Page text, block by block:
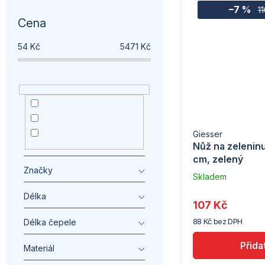
Cena
54 Kč 5471 Kč
nemazat
Medailonek -
stare 43
Značky
Délka
Délka čepele
Materiál
–7 %
Nůž na
cm, zelený
Giesser
Skladem
dodavatele
(5) -
Tomgast
88 Kč bez DPH
107 Kč